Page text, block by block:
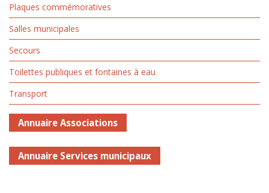
Plaques commémoratives
Salles municipales
Secours
Toilettes publiques et fontaines à eau
Transport
Annuaire Associations
Annuaire Services municipaux